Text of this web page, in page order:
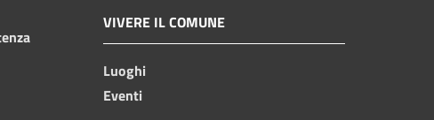
VIVERE IL COMUNE
Luoghi
Eventi